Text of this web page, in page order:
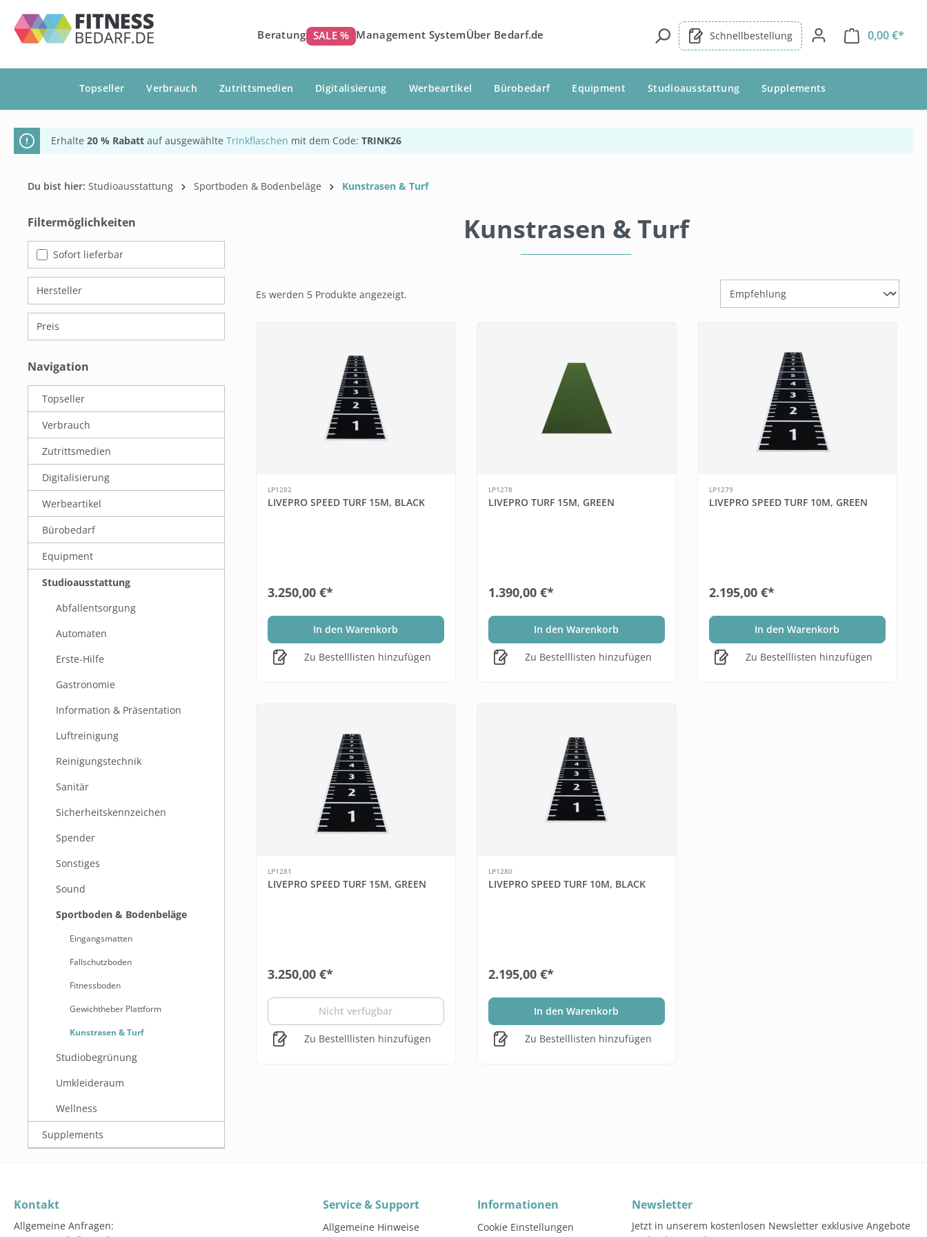
Zur Hauptnavigation springen
Beratung SALE % Management SystemÜber Bedarf.de Schnellbestellung 0,00 €*
Topseller Verbrauch Zutrittsmedien Digitalisierung Werbeartikel Bürobedarf Equipment Studioausstattung Supplements
Erhalte 20 % Rabatt auf ausgewählte Trinkflaschen mit dem Code: TRINK26
Du bist hier: Studioausstattung Sportboden & Bodenbeläge Kunstrasen & Turf
Filtermöglichkeiten
Sofort lieferbar
Hersteller
Preis
Navigation
Topseller
Verbrauch
Zutrittsmedien
Digitalisierung
Werbeartikel
Bürobedarf
Equipment
Studioausstattung
Abfallentsorgung
Automaten
Erste-Hilfe
Gastronomie
Information & Präsentation
Luftreinigung
Reinigungstechnik
Sanitär
Sicherheitskennzeichen
Spender
Sonstiges
Sound
Sportboden & Bodenbeläge
Eingangsmatten
Fallschutzboden
Fitnessboden
Gewichtheber Plattform
Kunstrasen & Turf
Studiobegrünung
Umkleideraum
Wellness
Supplements
Kunstrasen & Turf
Es werden 5 Produkte angezeigt.
LP1282
LIVEPRO SPEED TURF 15M, BLACK
3.250,00 €*
In den Warenkorb
Zu Bestelllisten hinzufügen
LP1278
LIVEPRO TURF 15M, GREEN
1.390,00 €*
In den Warenkorb
Zu Bestelllisten hinzufügen
LP1279
LIVEPRO SPEED TURF 10M, GREEN
2.195,00 €*
In den Warenkorb
Zu Bestelllisten hinzufügen
LP1281
LIVEPRO SPEED TURF 15M, GREEN
3.250,00 €*
Nicht verfügbar
Zu Bestelllisten hinzufügen
LP1280
LIVEPRO SPEED TURF 10M, BLACK
2.195,00 €*
In den Warenkorb
Zu Bestelllisten hinzufügen
Kontakt
Allgemeine Anfragen:
Service & Support
Allgemeine Hinweise
Informationen
Cookie Einstellungen
Newsletter
Jetzt in unserem kostenlosen Newsletter exklusive Angebote